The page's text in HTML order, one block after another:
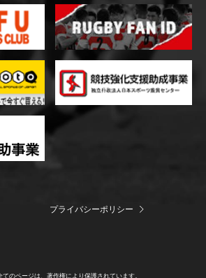
プライバシーポリシー
てのページは、著作権により保護されています。